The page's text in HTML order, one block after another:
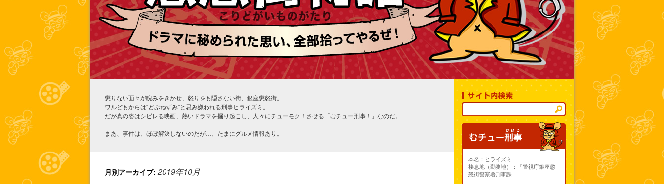
懲りない面々が睨みをきかせ、怒りをも隠さない街、銀座懲怒街。
ワルどもからは“どぶねずみ”と忌み嫌われる刑事ヒライズミ。
だが真の姿はシビレる映画、熱いドラマを掘り起こし、人々にチューモク！させる「むチュー刑事！」なのだ。
まあ、事件は、ほぼ解決しないのだが…、たまにグルメ情報あり。
月別アーカイブ: 2019年10月
本名：ヒライズミ
棲息地（勤務地）：「警視庁銀座懲
怒街警察署刑事課